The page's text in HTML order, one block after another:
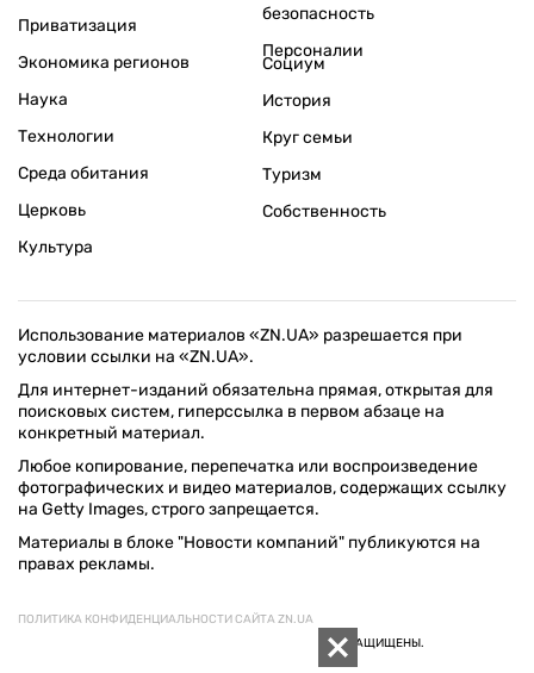
Приватизация
Экономика регионов
безопасность
Персоналии
Наука
Технологии
Среда обитания
Церковь
Культура
Социум
История
Круг семьи
Туризм
Собственность
Использование материалов «ZN.UA» разрешается при
условии ссылки на «ZN.UA».
Для интернет-изданий обязательна прямая, открытая для
поисковых систем, гиперссылка в первом абзаце на
конкретный материал.
Любое копирование, перепечатка или воспроизведение
фотографических и видео материалов, содержащих ссылку
на Getty Images, строго запрещается.
Материалы в блоке "Новости компаний" публикуются на
правах рекламы.
ПОЛИТИКА КОНФИДЕНЦИАЛЬНОСТИ САЙТА ZN.UA
© 1994–2026 «ЗЕРКАЛО НЕДЕЛИ. УКРАИНА». ВСЕ ПРАВА ЗАЩИЩЕНЫ.